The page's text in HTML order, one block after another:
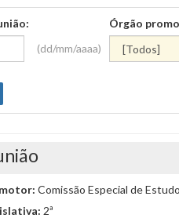
(dd/mm/aaaa)
Órgão
Comissão Especial de Estudo
2ª